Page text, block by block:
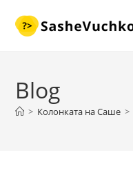
Blog
> Колонката на Саше >